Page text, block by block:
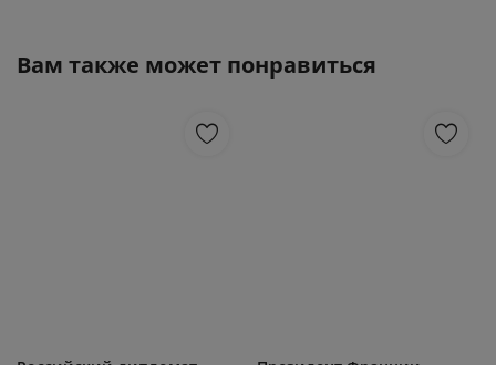
Вам также может понравиться